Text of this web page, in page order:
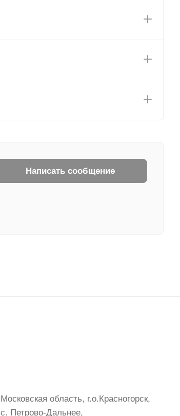
Написать сообщение
Московская область, г.о.Красногорск,
с. Петрово-Дальнее,